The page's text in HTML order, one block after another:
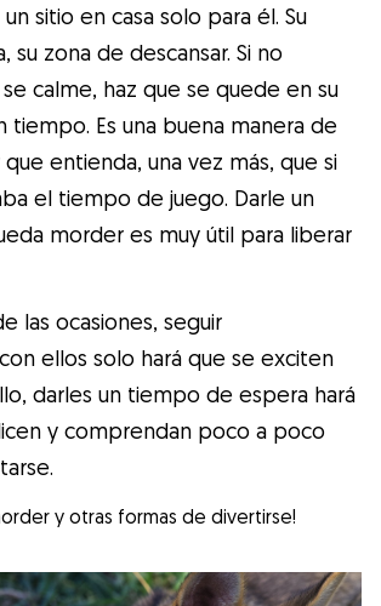
sitio en casa solo para él. Su
su zona de descansar. Si no
calme, haz que se quede en su
tiempo. Es una buena manera de
entienda, una vez más, que si
el tiempo de juego. Darle un
morder es muy útil para liberar
las ocasiones, seguir
ellos solo hará que se exciten
darles un tiempo de espera hará
y comprendan poco a poco
y otras formas de divertirse!